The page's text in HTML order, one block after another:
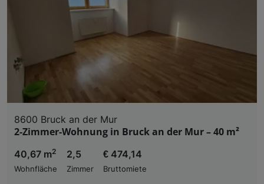
8600 Bruck an der Mur
2-Zimmer-Wohnung in Bruck an der Mur – 40 m²
40,67 m2
Wohnfläche
2,5
Zimmer
€ 474,14
Bruttomiete